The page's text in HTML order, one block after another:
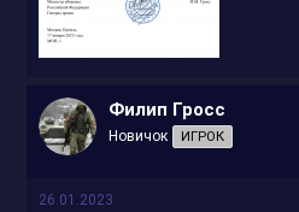
Филип Гросс
Новичок ИГРОК
26.01.2023